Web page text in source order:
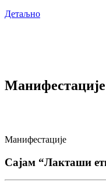
Детаљно
Манифестације
Манифестације
Сајам “Лакташи